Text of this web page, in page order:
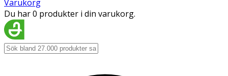
Varukorg
Du har 0 produkter i din varukorg.